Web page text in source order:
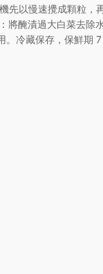
先以慢速攪成顆粒，
將醃漬過大白菜去除
。冷藏保存，保鮮期